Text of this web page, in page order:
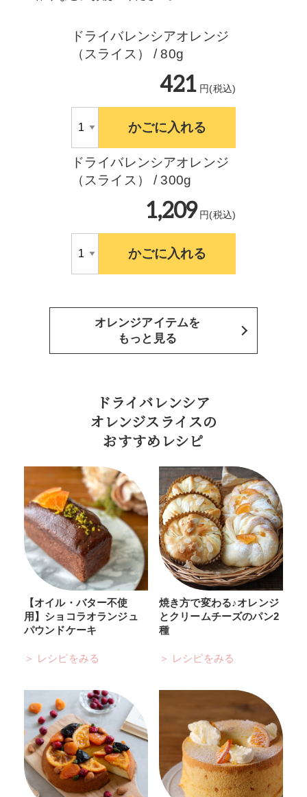
ドライバレンシアオレンジ
（スライス） / 80g
421 円(税込)
かごに入れる
ドライバレンシアオレンジ
（スライス） / 300g
1,209 円(税込)
かごに入れる
オレンジアイテムを
もっと見る
ドライバレンシア
オレンジスライスの
おすすめレシピ
【オイル・バター不使
用】ショコラオランジュ
パウンドケーキ
レシピをみる
焼き方で変わる♪オレンジ
とクリームチーズのパン2
種
レシピをみる